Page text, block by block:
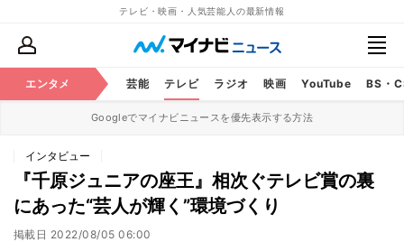
テレビ・映画・人気芸能人の最新情報
エンタメ 芸能 テレビ ラジオ 映画 YouTube BS・
Googleでマイナビニュースを優先表示する方法
インタビュー
『千原ジュニアの座王』相次ぐテレビ賞の裏
にあった“芸人が輝く”環境づくり
掲載日 2022/08/05 06:00